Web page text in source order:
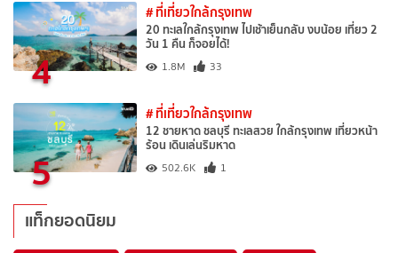
4
# ที่เที่ยวใกล้กรุงเทพ
20 ทะเลใกล้กรุงเทพ ไปเช้าเย็นกลับ งบน้อย เที่ยว 2
วัน 1 คืน ก็จอยได้!
1.8M 33
5
# ที่เที่ยวใกล้กรุงเทพ
12 ชายหาด ชลบุรี ทะเลสวย ใกล้กรุงเทพ เที่ยวหน้า
ร้อน เดินเล่นริมหาด
502.6K 1
แท็กยอดนิยม